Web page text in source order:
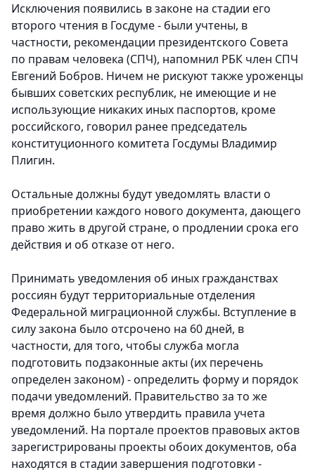
Исключения появились в законе на стадии его
второго чтения в Госдуме - были учтены, в
частности, рекомендации президентского Совета
по правам человека (СПЧ), напомнил РБК член СПЧ
Евгений Бобров. Ничем не рискуют также уроженцы
бывших советских республик, не имеющие и не
использующие никаких иных паспортов, кроме
российского, говорил ранее председатель
конституционного комитета Госдумы Владимир
Плигин.
Остальные должны будут уведомлять власти о
приобретении каждого нового документа, дающего
право жить в другой стране, о продлении срока его
действия и об отказе от него.
Принимать уведомления об иных гражданствах
россиян будут территориальные отделения
Федеральной миграционной службы. Вступление в
силу закона было отсрочено на 60 дней, в
частности, для того, чтобы служба могла
подготовить подзаконные акты (их перечень
определен законом) - определить форму и порядок
подачи уведомлений. Правительство за то же
время должно было утвердить правила учета
уведомлений. На портале проектов правовых актов
зарегистрированы проекты обоих документов, оба
находятся в стадии завершения подготовки -